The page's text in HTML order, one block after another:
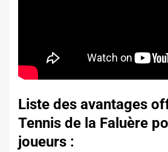
Liste des avantages
Tennis de la Faluère
joueurs :